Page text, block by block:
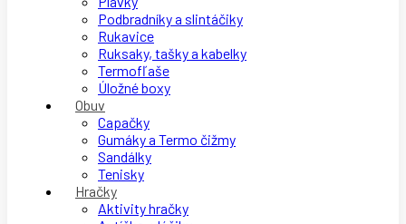
Podbradníky a slintáčiky
Rukavice
Ruksaky, tašky a kabelky
Termofľaše
Úložné boxy
Obuv
Capačky
Gumáky a Termo čižmy
Sandálky
Tenisky
Hračky
Aktivity hračky